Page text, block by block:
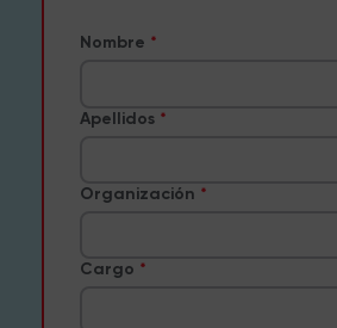
Nombre
Apellidos
Organización
Cargo